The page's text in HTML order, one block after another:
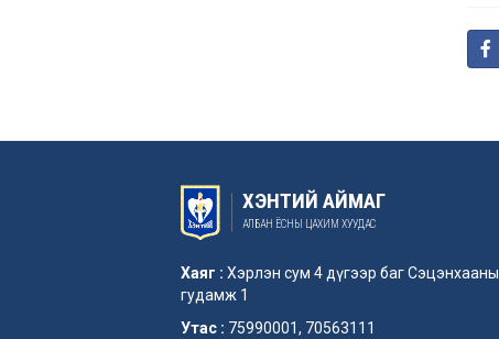
ХЭНТИЙ АЙМАГ
АЛБАН ЁСНЫ ЦАХИМ ХУУДАС
Хаяг : Хэрлэн сум 4 дүгээр баг Сэцэнхааны
гудамж 1
Утас : 75990001, 70563111